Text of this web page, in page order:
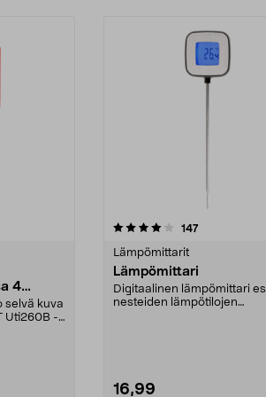
4
selvä kuva
Uti260B -
147arvostelut
Lämpömittarit
Lämpömittari
Digitaalinen lämpömittari
nesteiden lämpötilojen
16,99
5.0 viidestä